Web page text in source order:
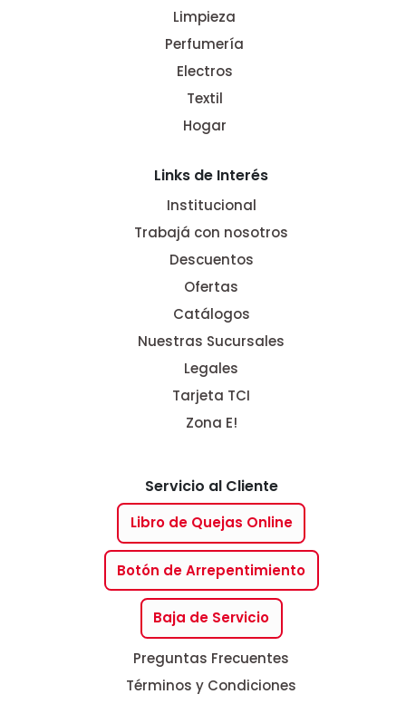
Limpieza
Perfumería
Electros
Textil
Hogar
Links de Interés
Institucional
Trabajá con nosotros
Descuentos
Ofertas
Catálogos
Nuestras Sucursales
Legales
Tarjeta TCI
Zona E!
Servicio al Cliente
Libro de Quejas Online
Botón de Arrepentimiento
Baja de Servicio
Preguntas Frecuentes
Términos y Condiciones